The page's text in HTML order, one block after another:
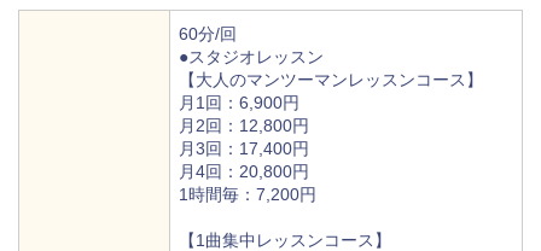
60分/回
●スタジオレッスン
【大人のマンツーマンレッスンコース】
月1回：6,900円
月2回：12,800円
月3回：17,400円
月4回：20,800円
1時間毎：7,200円
【1曲集中レッスンコース】